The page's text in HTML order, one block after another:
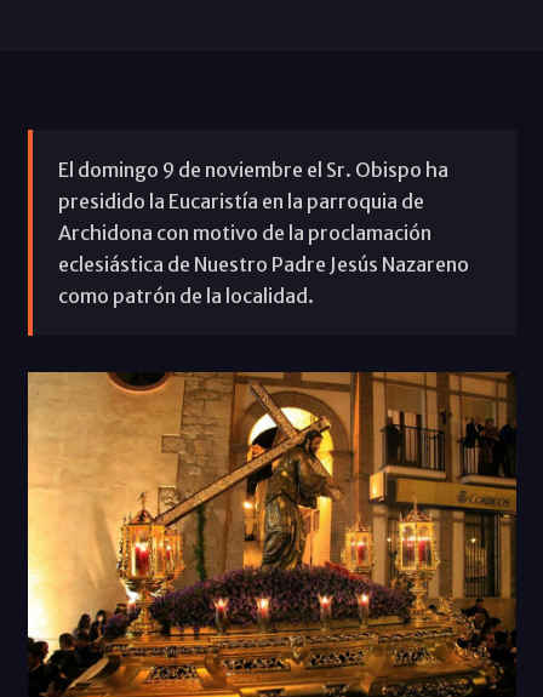
El domingo 9 de noviembre el Sr. Obispo ha
presidido la Eucaristía en la parroquia de
Archidona con motivo de la proclamación
eclesiástica de Nuestro Padre Jesús Nazareno
como patrón de la localidad.